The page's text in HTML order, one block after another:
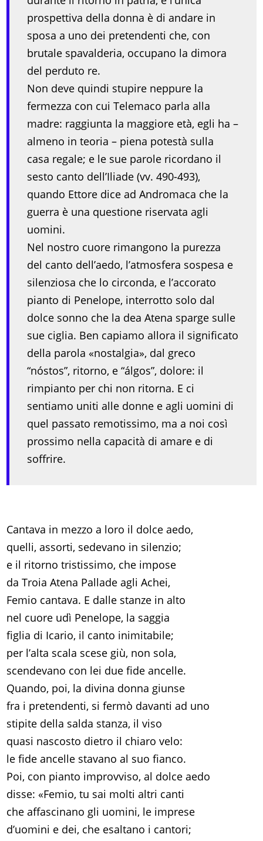
prospettiva della donna è di andare in
sposa a uno dei pretendenti che, con
brutale spavalderia, occupano la dimora
del perduto re.
Non deve quindi stupire neppure la
fermezza con cui Telemaco parla alla
madre: raggiunta la maggiore età, egli ha –
almeno in teoria – piena potestà sulla
casa regale; e le sue parole ricordano il
sesto canto dell’Iliade (vv. 490-493),
quando Ettore dice ad Andromaca che la
guerra è una questione riservata agli
uomini.
Nel nostro cuore rimangono la purezza
del canto dell’aedo, l’atmosfera sospesa e
silenziosa che lo circonda, e l’accorato
pianto di Penelope, interrotto solo dal
dolce sonno che la dea Atena sparge sulle
sue ciglia. Ben capiamo allora il significato
della parola «nostalgia», dal greco
“nóstos”, ritorno, e “álgos”, dolore: il
rimpianto per chi non ritorna. E ci
sentiamo uniti alle donne e agli uomini di
quel passato remotissimo, ma a noi così
prossimo nella capacità di amare e di
soffrire.
Cantava in mezzo a loro il dolce aedo,
quelli, assorti, sedevano in silenzio;
e il ritorno tristissimo, che impose
da Troia Atena Pallade agli Achei,
Femio cantava. E dalle stanze in alto
nel cuore udì Penelope, la saggia
figlia di Icario, il canto inimitabile;
per l’alta scala scese giù, non sola,
scendevano con lei due fide ancelle.
Quando, poi, la divina donna giunse
fra i pretendenti, si fermò davanti ad uno
stipite della salda stanza, il viso
quasi nascosto dietro il chiaro velo:
le fide ancelle stavano al suo fianco.
Poi, con pianto improvviso, al dolce aedo
disse: «Femio, tu sai molti altri canti
che affascinano gli uomini, le imprese
d’uomini e dei, che esaltano i cantori;